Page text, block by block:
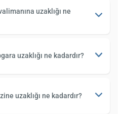
uzaklığı ne
uzaklığı ne kadardır?
uzaklığı ne kadardır?